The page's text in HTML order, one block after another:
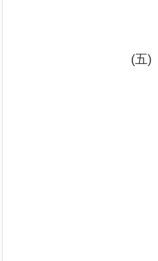
(五)